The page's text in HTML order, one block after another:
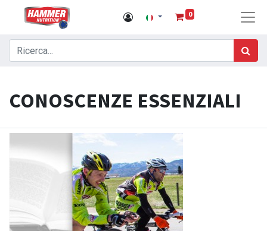
0
CONOSCENZE ESSENZIALI